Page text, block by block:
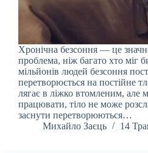
Хронічна безсоння — це
проблема, ніж багато хто міг
мільйонів людей безсоння
перетворюється на постійне
лягає в ліжко втомленим, але
працювати, тіло не може
заснути перетворюються…
Михайло Заєць
14